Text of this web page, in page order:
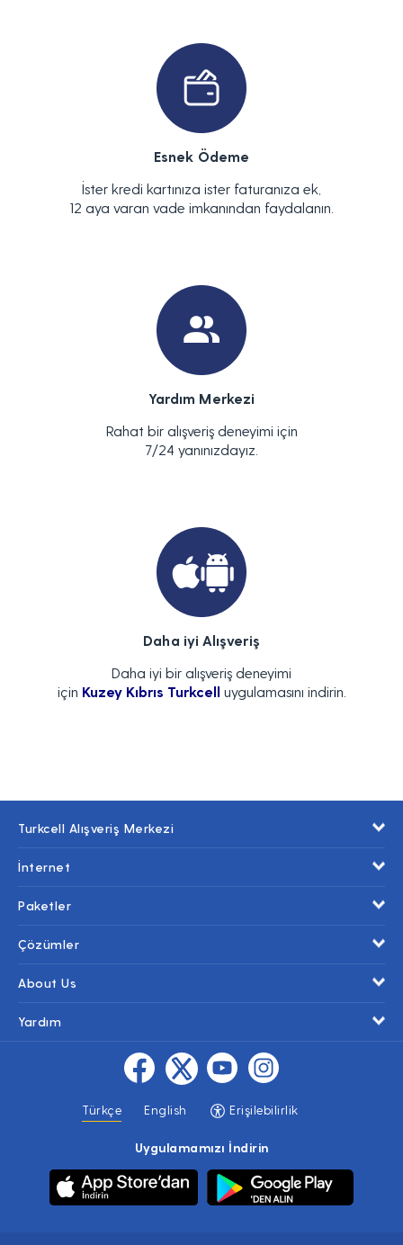
Esnek Ödeme
İster kredi kartınıza ister faturanıza ek,
12 aya varan vade imkanından faydalanın.
Yardım Merkezi
Rahat bir alışveriş deneyimi için
7/24 yanınızdayız.
Daha iyi Alışveriş
Daha iyi bir alışveriş deneyimi
için Kuzey Kıbrıs Turkcell uygulamasını indirin.
Turkcell Alışveriş Merkezi
İnternet
Paketler
Çözümler
About Us
Yardım
Türkçe English Erişilebilirlik
Uygulamamızı İndirin